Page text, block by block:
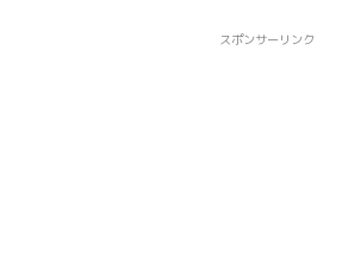
スポンサーリンク